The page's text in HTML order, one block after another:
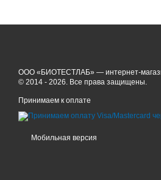
ООО «БИОТЕСТЛАБ» — интернет-
© 2014 - 2026. Все права защищены.
Принимаем к оплате
Мобильная версия